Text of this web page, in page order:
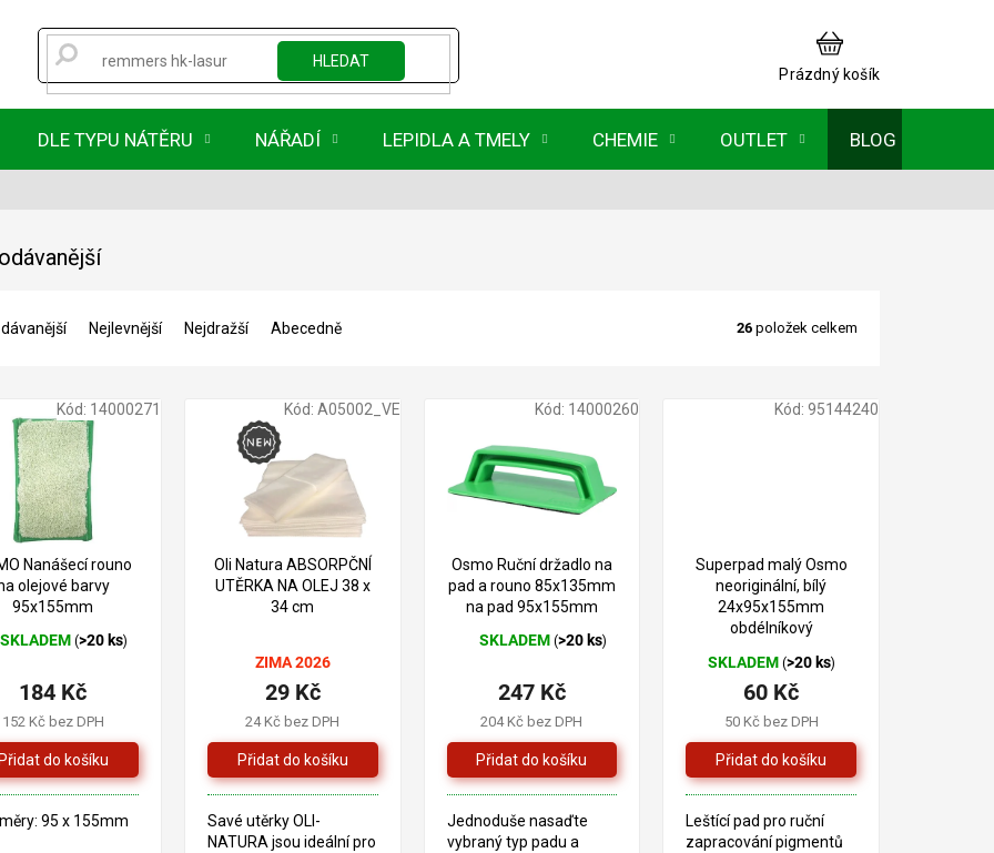
HLEDAT
NÁKUPNÍ
KOŠÍK
Prázdný košík
DLE TYPU NÁTĚRU NÁŘADÍ LEPIDLA A TMELY CHEMIE OUTLET BLOG
Nejlevnější Nejdražší Abecedně 26 položek celkem
Nanášecí rouno
olejové barvy
95x155mm
SKLADEM(>20 ks)
152 Kč bez DPH
184 Kč
95 x 155mm
Kód: 14000271
Oli Natura ABSORPČNÍ
UTĚRKA NA OLEJ 38 x
34 cm
ZIMA 2026
24 Kč bez DPH
29 Kč
Savé utěrky OLI-
NATURA jsou ideální pro
Kód: A05002_VE
Osmo Ruční držadlo na
pad a rouno 85x135mm
na pad 95x155mm
Průměrné
produktu
5
hvězdiček.
SKLADEM (>20 ks)
204 Kč bez DPH
247 Kč
Jednoduše nasaďte
vybraný typ padu a
Kód: 14000260
Superpad malý Osmo
neoriginální, bílý
24x95x155mm
obdélníkový
SKLADEM (>20 ks)
50 Kč bez DPH
60 Kč
Leštící pad pro ruční
zapracování pigmentů
Kód: 95144240